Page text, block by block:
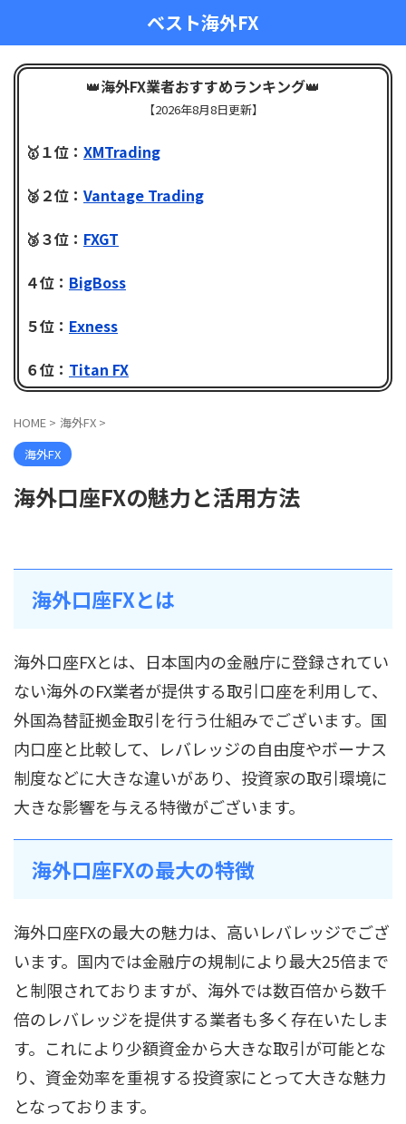
ベスト海外FX
👑海外FX業者おすすめランキング👑
【2026年8月8日更新】
🥇１位： XMTrading
🥈２位： Vantage Trading
🥉３位： FXGT
４位： BigBoss
５位： Exness
６位： Titan FX
HOME > 海外FX >
海外FX
海外口座FXの魅力と活用方法
海外口座FXとは
海外口座FXとは、日本国内の金融庁に登録されてい
ない海外のFX業者が提供する取引口座を利用して、
外国為替証拠金取引を行う仕組みでございます。国
内口座と比較して、レバレッジの自由度やボーナス
制度などに大きな違いがあり、投資家の取引環境に
大きな影響を与える特徴がございます。
海外口座FXの最大の特徴
海外口座FXの最大の魅力は、高いレバレッジでござ
います。国内では金融庁の規制により最大25倍まで
と制限されておりますが、海外では数百倍から数千
倍のレバレッジを提供する業者も多く存在いたしま
す。これにより少額資金から大きな取引が可能とな
り、資金効率を重視する投資家にとって大きな魅力
となっております。